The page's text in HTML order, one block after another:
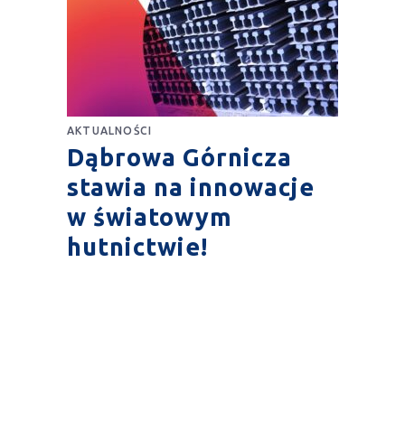
AKTUALNOŚCI
Dąbrowa Górnicza
stawia na innowacje
w światowym
hutnictwie!